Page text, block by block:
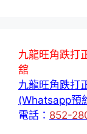
九龍旺角跌打
舘
九龍旺角跌打
(Whatsapp預
電話： 852-